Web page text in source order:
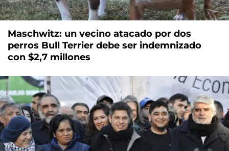
Maschwitz: un vecino atacado por dos
perros Bull Terrier debe ser indemnizado
con $2,7 millones